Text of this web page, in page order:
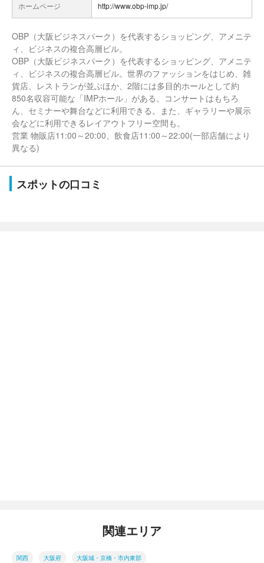
ホームページ http://www.obp-imp.jp/
OBP（大阪ビジネスパーク）を代表するショッピング、アメニテ
ィ、ビジネスの複合高層ビル。
OBP（大阪ビジネスパーク）を代表するショッピング、アメニテ
ィ、ビジネスの複合高層ビル。世界のファッションをはじめ、雑
貨店、レストランが並ぶほか、2階には多目的ホールとして約
850名収容可能な「IMPホール」がある。コンサートはもちろ
ん、セミナーや舞台などに利用できる。また、ギャラリーや展示
会などに利用できるレイアウトフリー空間も。
営業 物販店11:00～20:00、飲食店11:00～22:00(一部店舗により
異なる)
スポットの口コミ
関連エリア
関西 大阪府 大阪城・京橋・市内東部